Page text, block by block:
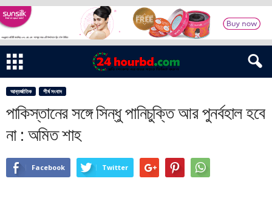
আন্তর্জাতিক শীর্ষ সংবাদ
পাকিস্তানের সঙ্গে সিন্ধু পানিচুক্তি আর পুনর্বহাল হবে
না : অমিত শাহ
Facebook Twitter